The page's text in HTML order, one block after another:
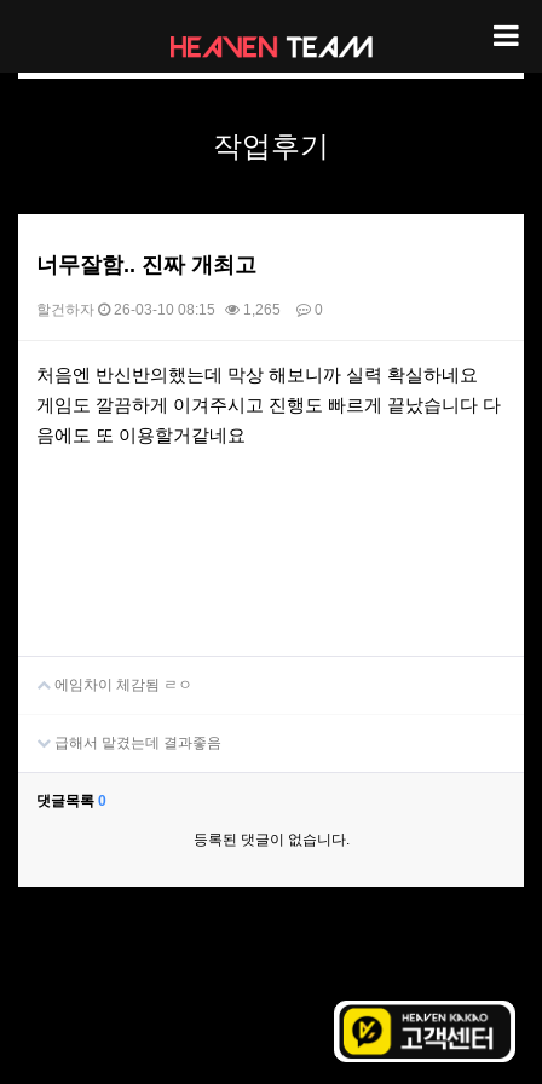
작업후기
너무잘함.. 진짜 개최고
할건하자 26-03-10 08:15 1,265 0
본문
처음엔 반신반의했는데 막상 해보니까 실력 확실하네요
게임도 깔끔하게 이겨주시고 진행도 빠르게 끝났습니다 다
음에도 또 이용할거같네요
에임차이 체감됨 ㄹㅇ
급해서 맡겼는데 결과좋음
댓글목록 0
등록된 댓글이 없습니다.